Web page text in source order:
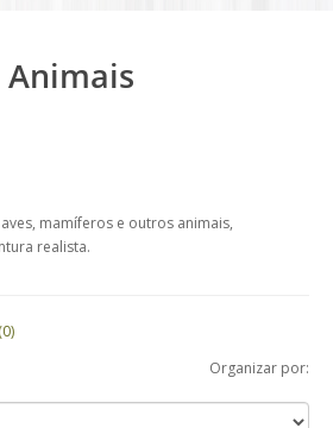
Animais
mamíferos e outros animais,
realista.
Organizar por: